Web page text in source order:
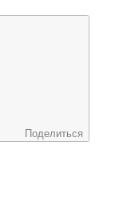
Поделиться